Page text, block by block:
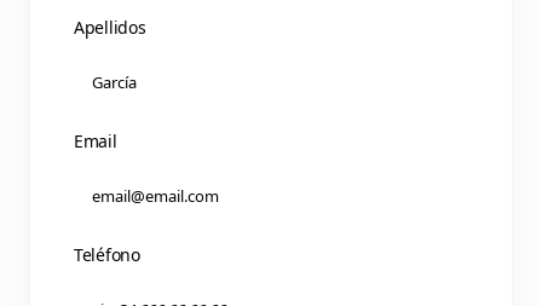
Apellidos
Email
Teléfono